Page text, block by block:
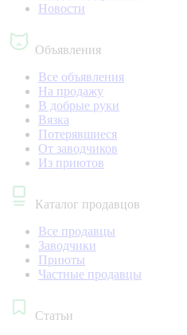
Новости
Объявления
Все объявления
На продажу
В добрые руки
Вязка
Потерявшиеся
От заводчиков
Из приютов
Каталог продавцов
Все продавцы
Заводчики
Приюты
Частные продавцы
Статьи